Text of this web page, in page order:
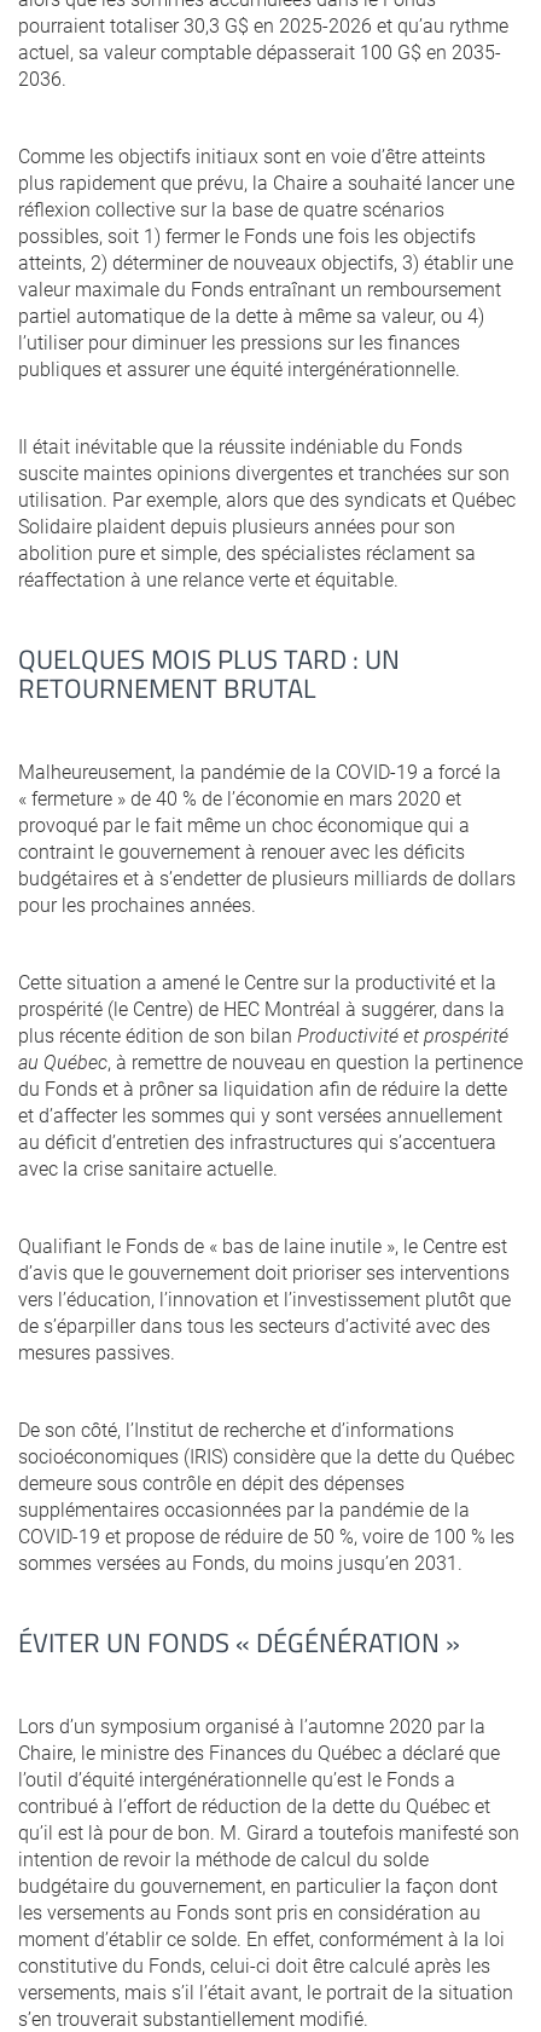
pourraient totaliser 30,3 G$ en 2025-2026 et qu’au rythme
actuel, sa valeur comptable dépasserait 100 G$ en 2035-
2036.
Comme les objectifs initiaux sont en voie d’être atteints
plus rapidement que prévu, la Chaire a souhaité lancer une
réflexion collective sur la base de quatre scénarios
possibles, soit 1) fermer le Fonds une fois les objectifs
atteints, 2) déterminer de nouveaux objectifs, 3) établir une
valeur maximale du Fonds entraînant un remboursement
partiel automatique de la dette à même sa valeur, ou 4)
l’utiliser pour diminuer les pressions sur les finances
publiques et assurer une équité intergénérationnelle.
Il était inévitable que la réussite indéniable du Fonds
suscite maintes opinions divergentes et tranchées sur son
utilisation. Par exemple, alors que des syndicats et Québec
Solidaire plaident depuis plusieurs années pour son
abolition pure et simple, des spécialistes réclament sa
réaffectation à une relance verte et équitable.
QUELQUES MOIS PLUS TARD : UN
RETOURNEMENT BRUTAL
Malheureusement, la pandémie de la COVID-19 a forcé la
« fermeture » de 40 % de l’économie en mars 2020 et
provoqué par le fait même un choc économique qui a
contraint le gouvernement à renouer avec les déficits
budgétaires et à s’endetter de plusieurs milliards de dollars
pour les prochaines années.
Cette situation a amené le Centre sur la productivité et la
prospérité (le Centre) de HEC Montréal à suggérer, dans la
plus récente édition de son bilan Productivité et prospérité
au Québec, à remettre de nouveau en question la pertinence
du Fonds et à prôner sa liquidation afin de réduire la dette
et d’affecter les sommes qui y sont versées annuellement
au déficit d’entretien des infrastructures qui s’accentuera
avec la crise sanitaire actuelle.
Qualifiant le Fonds de « bas de laine inutile », le Centre est
d’avis que le gouvernement doit prioriser ses interventions
vers l’éducation, l’innovation et l’investissement plutôt que
de s’éparpiller dans tous les secteurs d’activité avec des
mesures passives.
De son côté, l’Institut de recherche et d’informations
socioéconomiques (IRIS) considère que la dette du Québec
demeure sous contrôle en dépit des dépenses
supplémentaires occasionnées par la pandémie de la
COVID-19 et propose de réduire de 50 %, voire de 100 % les
sommes versées au Fonds, du moins jusqu’en 2031.
ÉVITER UN FONDS « DÉGÉNÉRATION »
Lors d’un symposium organisé à l’automne 2020 par la
Chaire, le ministre des Finances du Québec a déclaré que
l’outil d’équité intergénérationnelle qu’est le Fonds a
contribué à l’effort de réduction de la dette du Québec et
qu’il est là pour de bon. M. Girard a toutefois manifesté son
intention de revoir la méthode de calcul du solde
budgétaire du gouvernement, en particulier la façon dont
les versements au Fonds sont pris en considération au
moment d’établir ce solde. En effet, conformément à la loi
constitutive du Fonds, celui-ci doit être calculé après les
versements, mais s’il l’était avant, le portrait de la situation
s’en trouverait substantiellement modifié.